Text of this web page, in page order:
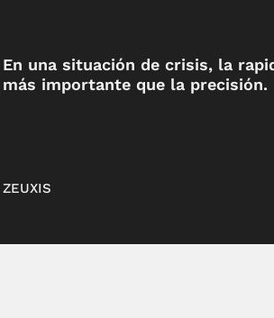
En una situación de crisis, la
más importante que la precisión.
ZEUXIS